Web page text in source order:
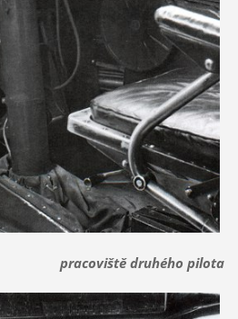
pracoviště druhého pilota